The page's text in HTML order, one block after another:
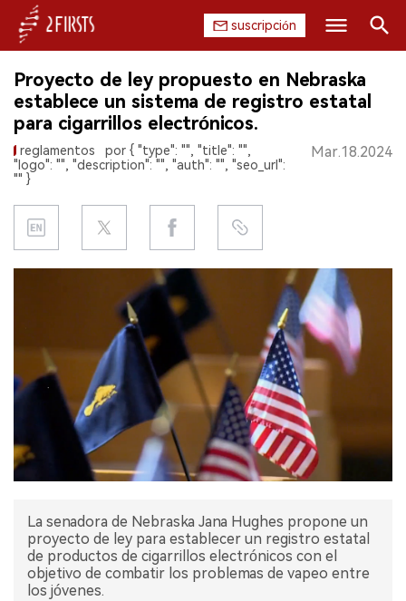
suscripción
INICIO
EMPRESA
PRODUCTO
REGULACIÓN
CHINA
EXPOSICIÓN
ENTREVISTA
Buscar
Proyecto de ley propuesto en Nebraska
establece un sistema de registro estatal
para cigarrillos electrónicos.
reglamentos
por { "type": "", "title": "",
"logo": "", "description": "", "auth": "", "seo_url":
"" }
Mar.18.2024
La senadora de Nebraska Jana Hughes propone un
proyecto de ley para establecer un registro estatal
de productos de cigarrillos electrónicos con el
objetivo de combatir los problemas de vapeo entre
los jóvenes.